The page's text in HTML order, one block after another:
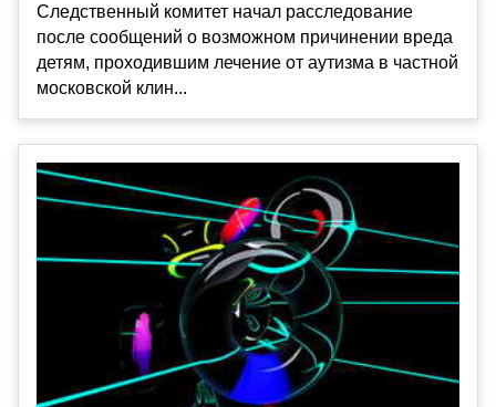
Следственный комитет начал расследование
после сообщений о возможном причинении вреда
детям, проходившим лечение от аутизма в частной
московской клин...